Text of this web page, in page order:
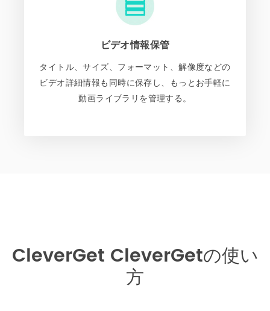
ビデオ情報保管
タイトル、サイズ、フォーマット、解像度などの
ビデオ詳細情報も同時に保存し、もっとお手軽に
動画ライブラリを管理する。
CleverGet CleverGetの使い
方